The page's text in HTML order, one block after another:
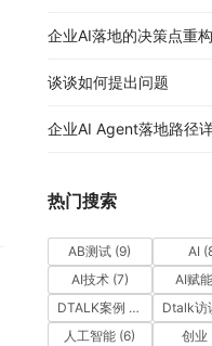
企业AI落地的决策点重
谈谈如何提出问题
企业AI Agent落地路径
热门搜索
AB测试 (9) AI
AI技术(7) AI赋能
DTALK案例
Dtalk访
人工智能 (6) 创业